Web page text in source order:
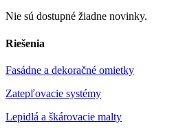
Nie sú dostupné žiadne novinky.
Riešenia
Fasádne a dekoračné omietky
Zatepľovacie systémy
Lepidlá a škárovacie malty